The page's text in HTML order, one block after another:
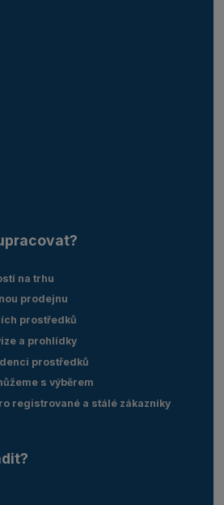
na trhu
prodejnu
prostředků
a prohlídky
prostředků
s výběrem
registrované a stálé zákazníky